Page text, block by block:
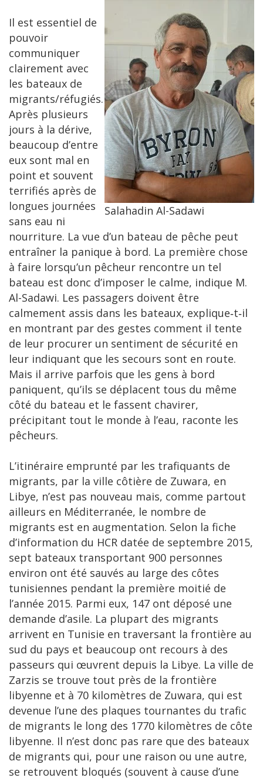
Salahadin Al-Sadawi
Il est essentiel de
pouvoir
communiquer
clairement avec
les bateaux de
migrants/réfugiés.
Après plusieurs
jours à la dérive,
beaucoup d’entre
eux sont mal en
point et souvent
terrifiés après de
longues journées
sans eau ni
nourriture. La vue d’un bateau de pêche peut
entraîner la panique à bord. La première chose
à faire lorsqu’un pêcheur rencontre un tel
bateau est donc d’imposer le calme, indique M.
Al-Sadawi. Les passagers doivent être
calmement assis dans les bateaux, explique‑t‑il
en montrant par des gestes comment il tente
de leur procurer un sentiment de sécurité en
leur indiquant que les secours sont en route.
Mais il arrive parfois que les gens à bord
paniquent, qu’ils se déplacent tous du même
côté du bateau et le fassent chavirer,
précipitant tout le monde à l’eau, raconte les
pêcheurs.
L’itinéraire emprunté par les trafiquants de
migrants, par la ville côtière de Zuwara, en
Libye, n’est pas nouveau mais, comme partout
ailleurs en Méditerranée, le nombre de
migrants est en augmentation. Selon la fiche
d’information du HCR datée de septembre 2015,
sept bateaux transportant 900 personnes
environ ont été sauvés au large des côtes
tunisiennes pendant la première moitié de
l’année 2015. Parmi eux, 147 ont déposé une
demande d’asile. La plupart des migrants
arrivent en Tunisie en traversant la frontière au
sud du pays et beaucoup ont recours à des
passeurs qui œuvrent depuis la Libye. La ville de
Zarzis se trouve tout près de la frontière
libyenne et à 70 kilomètres de Zuwara, qui est
devenue l’une des plaques tournantes du trafic
de migrants le long des 1770 kilomètres de côte
libyenne. Il n’est donc pas rare que des bateaux
de migrants qui, pour une raison ou une autre,
se retrouvent bloqués (souvent à cause d’une